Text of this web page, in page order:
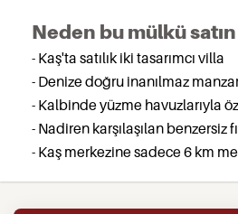
Neden bu mülkü
- Kaş'ta satılık iki tasarımcı villa
- Denize doğru inanılmaz
- Kalbinde yüzme havuzlarıyla
- Nadiren karşılaşılan benzersiz
- Kaş merkezine sadece 6 km